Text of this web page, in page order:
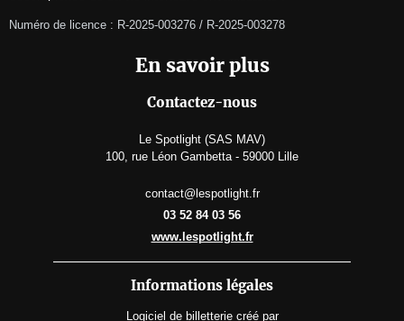
Numéro de licence : R-2025-003276 / R-2025-003278
En savoir plus
Contactez-nous
Le Spotlight (SAS MAV)
100, rue Léon Gambetta - 59000 Lille
contact@lespotlight.fr
03 52 84 03 56
www.lespotlight.fr
Informations légales
Logiciel de billetterie créé par